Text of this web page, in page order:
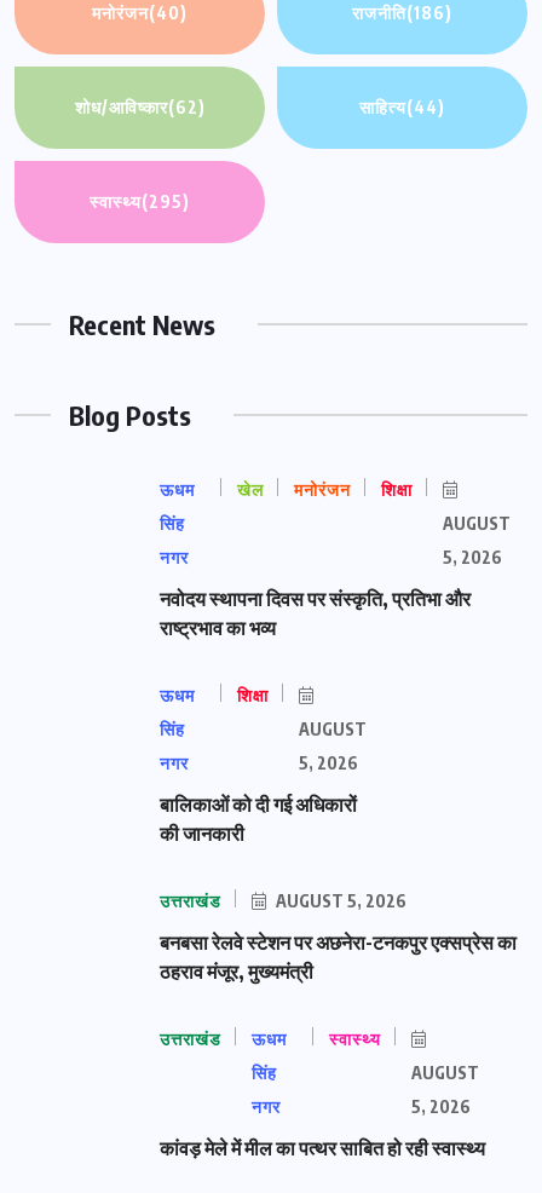
मनोरंजन(40) राजनीति(186)
शोध/आविष्कार(62) साहित्य(44)
स्वास्थ्य(295)
Recent News
Blog Posts
ऊधम
सिंह
नगर
खेल मनोरंजन शिक्षा
AUGUST
5, 2026
नवोदय स्थापना दिवस पर संस्कृति, प्रतिभा और
राष्ट्रभाव का भव्य
ऊधम
सिंह
नगर
शिक्षा
AUGUST
5, 2026
बालिकाओं को दी गई अधिकारों
की जानकारी
उत्तराखंड AUGUST 5, 2026
बनबसा रेलवे स्टेशन पर अछनेरा-टनकपुर एक्सप्रेस का
ठहराव मंजूर, मुख्यमंत्री
उत्तराखंड
ऊधम
सिंह
नगर
स्वास्थ्य
AUGUST
5, 2026
कांवड़ मेले में मील का पत्थर साबित हो रही स्वास्थ्य